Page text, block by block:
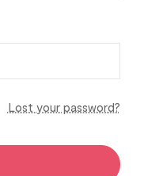
Lost your password?